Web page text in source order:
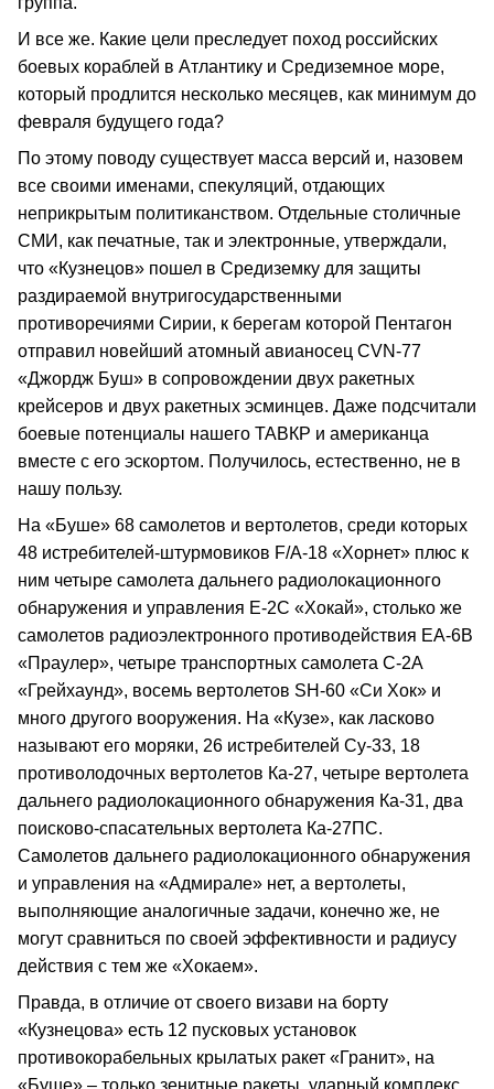
И все же. Какие цели преследует поход российских
боевых кораблей в Атлантику и Средиземное море,
который продлится несколько месяцев, как минимум до
февраля будущего года?
По этому поводу существует масса версий и, назовем
все своими именами, спекуляций, отдающих
неприкрытым политиканством. Отдельные столичные
СМИ, как печатные, так и электронные, утверждали,
что «Кузнецов» пошел в Средиземку для защиты
раздираемой внутригосударственными
противоречиями Сирии, к берегам которой Пентагон
отправил новейший атомный авианосец CVN-77
«Джордж Буш» в сопровождении двух ракетных
крейсеров и двух ракетных эсминцев. Даже подсчитали
боевые потенциалы нашего ТАВКР и американца
вместе с его эскортом. Получилось, естественно, не в
нашу пользу.
На «Буше» 68 самолетов и вертолетов, среди которых
48 истребителей-штурмовиков F/А-18 «Хорнет» плюс к
ним четыре самолета дальнего радиолокационного
обнаружения и управления Е-2С «Хокай», столько же
самолетов радиоэлектронного противодействия ЕА-6В
«Праулер», четыре транспортных самолета С-2А
«Грейхаунд», восемь вертолетов SH-60 «Си Хок» и
много другого вооружения. На «Кузе», как ласково
называют его моряки, 26 истребителей Су-33, 18
противолодочных вертолетов Ка-27, четыре вертолета
дальнего радиолокационного обнаружения Ка-31, два
поисково-спасательных вертолета Ка-27ПС.
Самолетов дальнего радиолокационного обнаружения
и управления на «Адмирале» нет, а вертолеты,
выполняющие аналогичные задачи, конечно же, не
могут сравниться по своей эффективности и радиусу
действия с тем же «Хокаем».
Правда, в отличие от своего визави на борту
«Кузнецова» есть 12 пусковых установок
противокорабельных крылатых ракет «Гранит», на